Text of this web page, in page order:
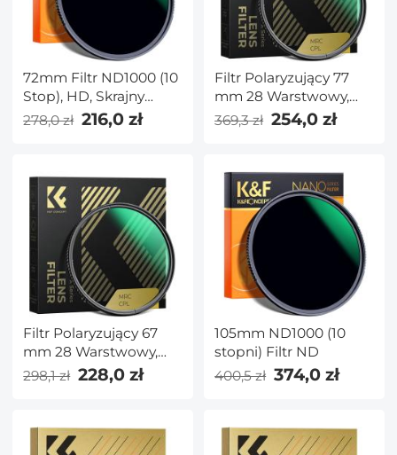
72mm Filtr ND1000 (10
Stop), HD, Skrajny
Cienki,
Wielowarstwowy,
278,0 zł 216,0 zł
Filtr Polaryzujący 77
mm 28 Warstwowy,
Supercienki Filtr
Polaryzacyjny Kołowy
CPL MRC z Seria
NANO-X
369,3 zł 254,0 zł
Filtr Polaryzujący 67
mm 28 Warstwowy,
Supercienki Filtr
CPL MRC z Seria
NANO-X
298,1 zł 228,0 zł
105mm ND1000 (10
stopni) Filtr ND
400,5 zł 374,0 zł